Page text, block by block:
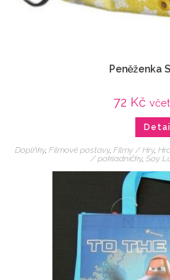
Peněženka
72 Kč
Doplňky, Filmové postavy, Filmy / Hry,
/ pokladničky, Soy